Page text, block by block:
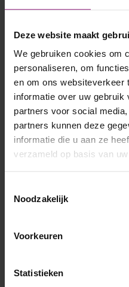
Deze website maakt
We gebruiken cookies om
personaliseren, om
en om ons websiteverkeer
informatie over uw gebruik
partners voor social
partners kunnen deze
informatie die u aan ze
verzameld op basis van
Noodzakelijk
Voorkeuren
Statistieken